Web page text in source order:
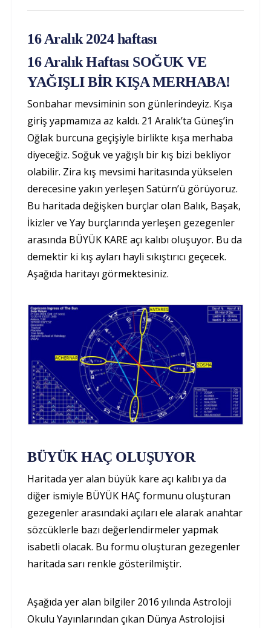
16 Aralık 2024 haftası
16 Aralık Haftası SOĞUK VE
YAĞIŞLI BİR KIŞA MERHABA!
Sonbahar mevsiminin son günlerindeyiz. Kışa
giriş yapmamıza az kaldı. 21 Aralık’ta Güneş’in
Oğlak burcuna geçişiyle birlikte kışa merhaba
diyeceğiz. Soğuk ve yağışlı bir kış bizi bekliyor
olabilir. Zira kış mevsimi haritasında yükselen
derecesine yakın yerleşen Satürn’ü görüyoruz.
Bu haritada değişken burçlar olan Balık, Başak,
İkizler ve Yay burçlarında yerleşen gezegenler
arasında BÜYÜK KARE açı kalıbı oluşuyor. Bu da
demektir ki kış ayları hayli sıkıştırıcı geçecek.
Aşağıda haritayı görmektesiniz.
BÜYÜK HAÇ OLUŞUYOR
Haritada yer alan büyük kare açı kalıbı ya da
diğer ismiyle BÜYÜK HAÇ formunu oluşturan
gezegenler arasındaki açıları ele alarak anahtar
sözcüklerle bazı değerlendirmeler yapmak
isabetli olacak. Bu formu oluşturan gezegenler
haritada sarı renkle gösterilmiştir.
Aşağıda yer alan bilgiler 2016 yılında Astroloji
Okulu Yayınlarından çıkan Dünya Astrolojisi